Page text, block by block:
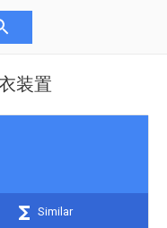
装置
Similar